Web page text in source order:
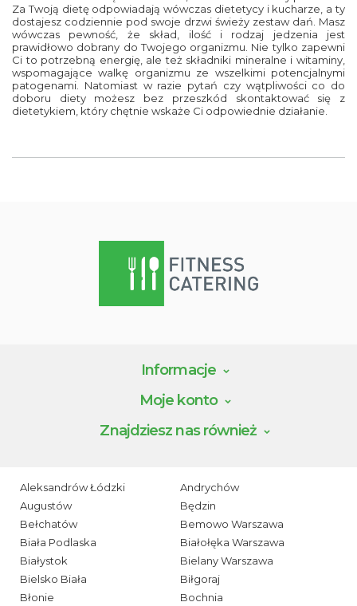
Za Twoją dietę odpowiadają wówczas dietetycy i kucharze, a ty
dostajesz codziennie pod swoje drzwi świeży zestaw dań. Masz
wówczas pewność, że skład, ilość i rodzaj jedzenia jest
prawidłowo dobrany do Twojego organizmu. Nie tylko zapewni
Ci to potrzebną energię, ale też składniki mineralne i witaminy,
wspomagające walkę organizmu ze wszelkimi potencjalnymi
patogenami. Natomiast w razie pytań czy wątpliwości co do
doboru diety możesz bez przeszkód skontaktować się z
dietetykiem, który chętnie wskaże Ci odpowiednie działanie.
Informacje
Moje konto
Znajdziesz nas również
Aleksandrów Łódzki
Andrychów
Augustów
Będzin
Bełchatów
Bemowo Warszawa
Biała Podlaska
Białołęka Warszawa
Białystok
Bielany Warszawa
Bielsko Biała
Biłgoraj
Błonie
Bochnia